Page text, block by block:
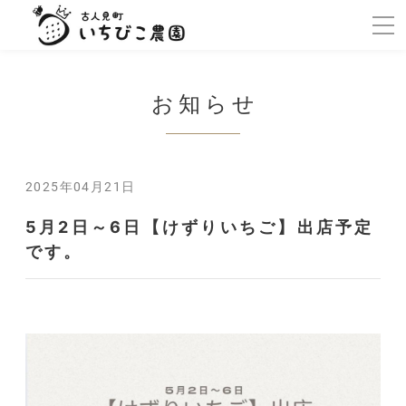
お知らせ
2025年04月21日
5月2日～6日【けずりいちご】出店予定
です。